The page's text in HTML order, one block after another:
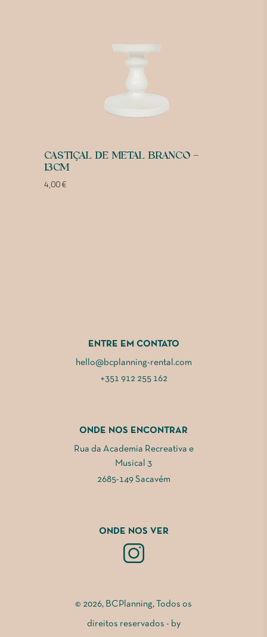
CASTIÇAL DE METAL BRANCO –
13CM
4,00€
ENTRE EM CONTATO
hello@bcplanning-rental.com
+351 912 255 162
ONDE NOS ENCONTRAR
Rua da Academia Recreativa e
Musical 3
2685-149 Sacavém
ONDE NOS VER
© 2026, BCPlanning, Todos os
direitos reservados - by